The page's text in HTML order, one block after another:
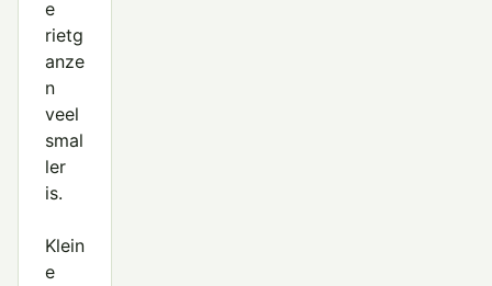
e
rietg
anze
n
veel
smal
ler
is.
Klein
e